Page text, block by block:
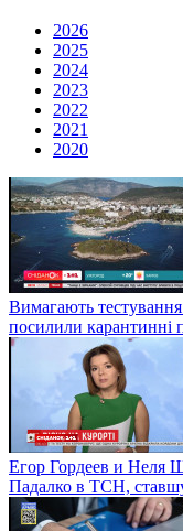
2026
2025
2024
2023
2022
2021
2020
Вимагають
посилили карантинні
Егор Гордеев и Неля
Падалко в ТСН,